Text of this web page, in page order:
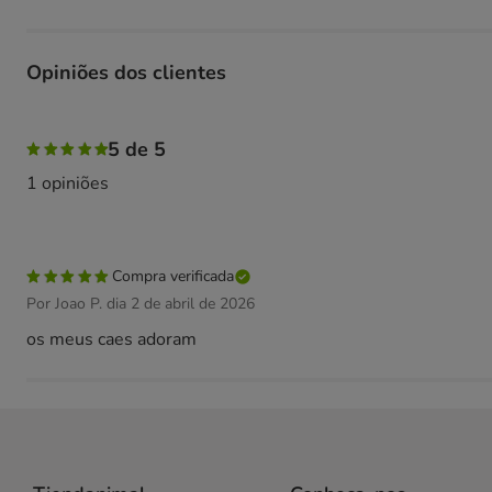
Opiniões dos clientes
5 de 5
1 opiniões
Compra verificada
Por Joao P. dia 2 de abril de 2026
os meus caes adoram